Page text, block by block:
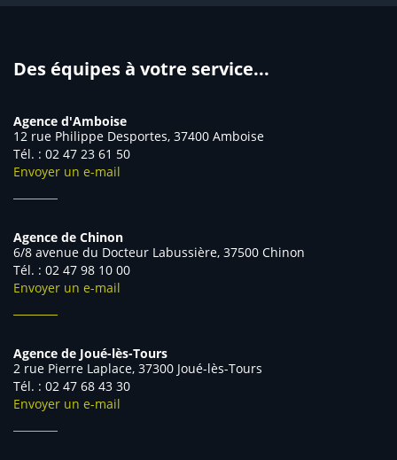
Des équipes à votre service...
Agence d'Amboise
12 rue Philippe Desportes, 37400 Amboise
Tél. : 02 47 23 61 50
Envoyer un e-mail
Agence de Chinon
6/8 avenue du Docteur Labussière, 37500 Chinon
Tél. : 02 47 98 10 00
Envoyer un e-mail
Agence de Joué-lès-Tours
2 rue Pierre Laplace, 37300 Joué-lès-Tours
Tél. : 02 47 68 43 30
Envoyer un e-mail